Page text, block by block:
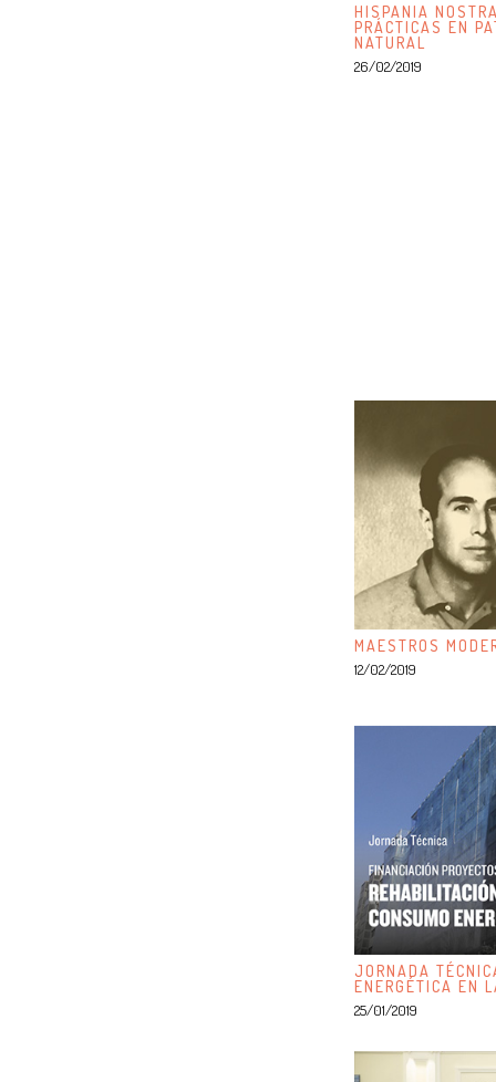
HISPANIA
PRÁCTICAS EN
NATURAL
26/02/2019
MAESTROS
12/02/2019
JORNADA
ENERGÉTICA EN
25/01/2019